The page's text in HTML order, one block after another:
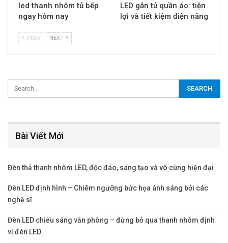
led thanh nhôm tủ bếp
ngay hôm nay
LED gắn tủ quần áo: tiện
lợi và tiết kiệm điện năng
PREV NEXT
Bài Viết Mới
Đèn thả thanh nhôm LED, độc đáo, sáng tạo và vô cùng hiện đại
Đèn LED định hình – Chiêm ngưỡng bức họa ánh sáng bởi các
nghệ sĩ
Đèn LED chiếu sáng văn phòng – đừng bỏ qua thanh nhôm định
vị đèn LED